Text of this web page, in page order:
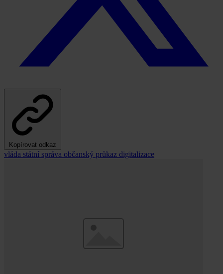
Kopírovat odkaz
vláda státní správa občanský průkaz digitalizace